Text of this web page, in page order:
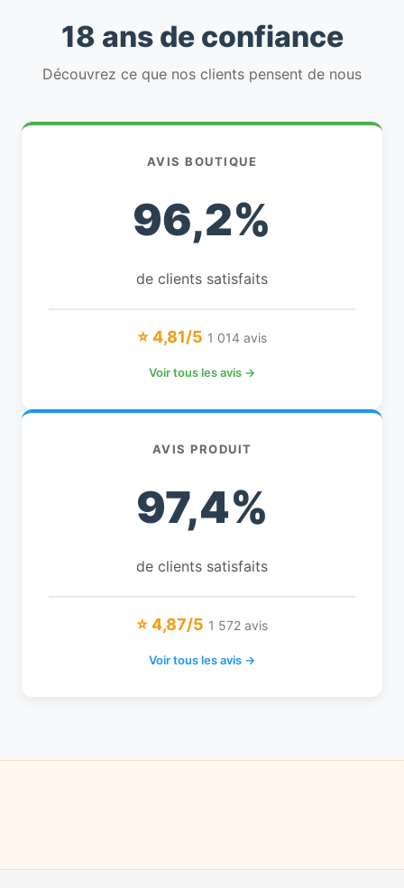
18 ans de confiance
Découvrez ce que nos clients pensent de nous
AVIS BOUTIQUE
96,2%
de clients satisfaits
⭐ 4,81/5 1 014 avis
Voir tous les avis →
AVIS PRODUIT
97,4%
de clients satisfaits
⭐ 4,87/5 1 572 avis
Voir tous les avis →